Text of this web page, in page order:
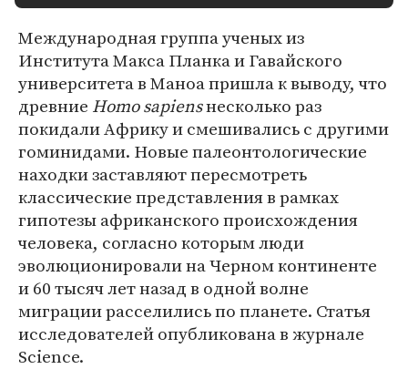
Международная группа ученых из
Института Макса Планка и Гавайского
университета в Маноа пришла к выводу, что
древние Homo sapiensнесколько раз
покидали Африку и смешивались с другими
гоминидами. Новые палеонтологические
находки заставляют пересмотреть
классические представления в рамках
гипотезы африканского происхождения
человека, согласно которым люди
эволюционировали на Черном континенте
и 60 тысяч лет назад в одной волне
миграции расселились по планете. Статья
исследователей опубликована в журнале
Science.